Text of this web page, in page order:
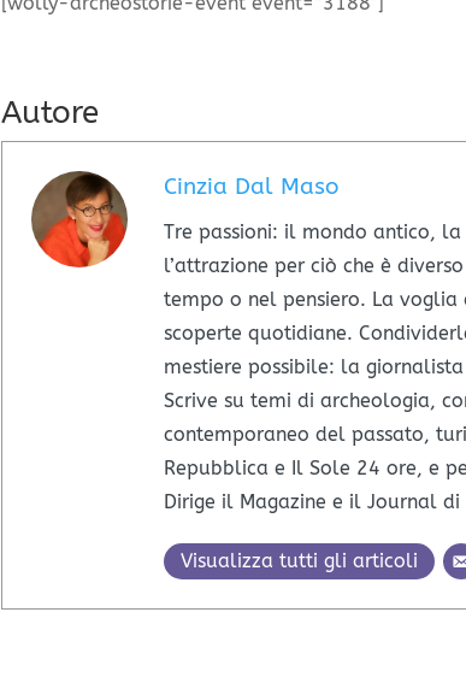
Autore
Cinzia Dal Maso
​Tre passioni: il mondo antico,
l’attrazione per ciò che è
tempo o nel pensiero. La
scoperte quotidiane.
mestiere possibile: la
Scrive su temi di archeologia,
contemporaneo del passato,
Repubblica e Il Sole 24 ore, e
Dirige il Magazine e il Journal di
Visualizza tutti gli articoli